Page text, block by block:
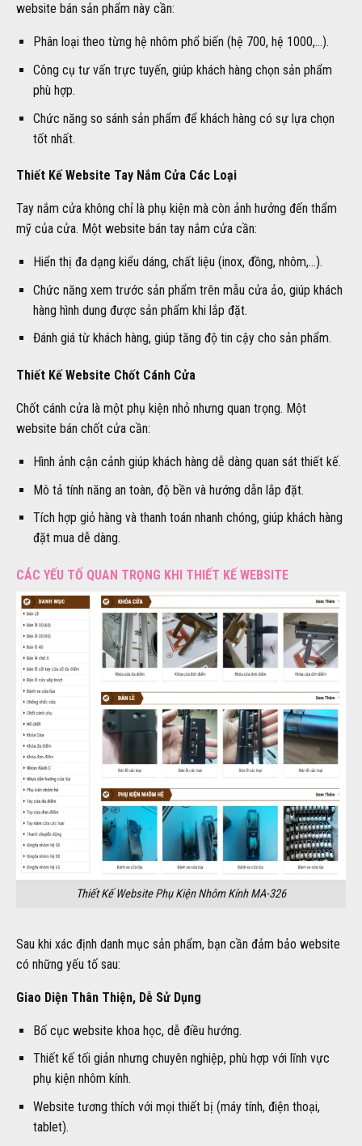
website bán sản phẩm này cần:
Phân loại theo từng hệ nhôm phổ biến (hệ 700, hệ 1000,…).
Công cụ tư vấn trực tuyến, giúp khách hàng chọn sản phẩm
phù hợp.
Chức năng so sánh sản phẩm để khách hàng có sự lựa chọn
tốt nhất.
Thiết Kế Website Tay Nắm Cửa Các Loại
Tay nắm cửa không chỉ là phụ kiện mà còn ảnh hưởng đến thẩm
mỹ của cửa. Một website bán tay nắm cửa cần:
Hiển thị đa dạng kiểu dáng, chất liệu (inox, đồng, nhôm,…).
Chức năng xem trước sản phẩm trên mẫu cửa ảo, giúp khách
hàng hình dung được sản phẩm khi lắp đặt.
Đánh giá từ khách hàng, giúp tăng độ tin cậy cho sản phẩm.
Thiết Kế Website Chốt Cánh Cửa
Chốt cánh cửa là một phụ kiện nhỏ nhưng quan trọng. Một
website bán chốt cửa cần:
Hình ảnh cận cảnh giúp khách hàng dễ dàng quan sát thiết kế.
Mô tả tính năng an toàn, độ bền và hướng dẫn lắp đặt.
Tích hợp giỏ hàng và thanh toán nhanh chóng, giúp khách hàng
đặt mua dễ dàng.
CÁC YẾU TỐ QUAN TRỌNG KHI THIẾT KẾ WEBSITE
Thiết Kế Website Phụ Kiện Nhôm Kính MA-326
Sau khi xác định danh mục sản phẩm, bạn cần đảm bảo website
có những yếu tố sau:
Giao Diện Thân Thiện, Dễ Sử Dụng
Bố cục website khoa học, dễ điều hướng.
Thiết kế tối giản nhưng chuyên nghiệp, phù hợp với lĩnh vực
phụ kiện nhôm kính.
Website tương thích với mọi thiết bị (máy tính, điện thoại,
tablet).